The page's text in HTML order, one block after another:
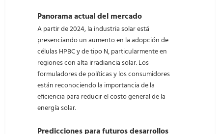
Panorama actual del mercado
A partir de 2024, la industria solar está
presenciando un aumento en la adopción de
células HPBC y de tipo N, particularmente en
regiones con alta irradiancia solar. Los
formuladores de políticas y los consumidores
están reconociendo la importancia de la
eficiencia para reducir el costo general de la
energía solar.